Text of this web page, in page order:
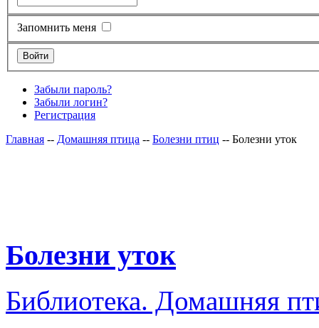
Запомнить меня
Забыли пароль?
Забыли логин?
Регистрация
Главная -- Домашняя птица -- Болезни птиц -- Болезни уток
Болезни уток
Библиотека. Домашняя